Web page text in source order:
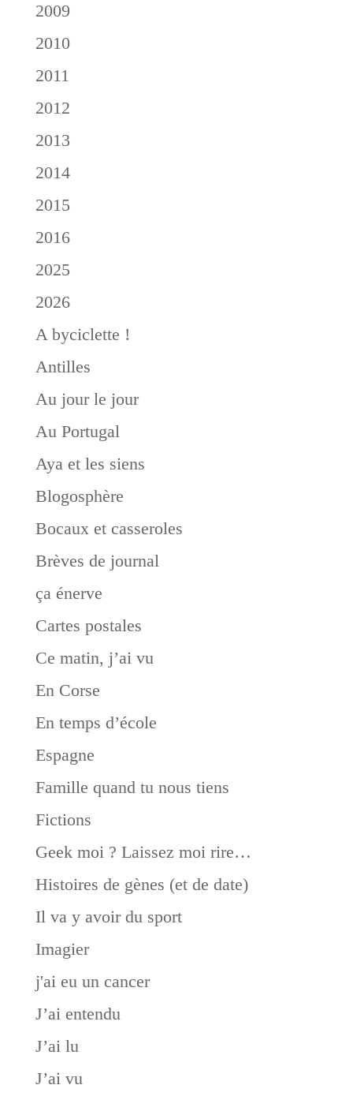
2009
2010
2011
2012
2013
2014
2015
2016
2025
2026
A byciclette !
Antilles
Au jour le jour
Au Portugal
Aya et les siens
Blogosphère
Bocaux et casseroles
Brèves de journal
ça énerve
Cartes postales
Ce matin, j’ai vu
En Corse
En temps d’école
Espagne
Famille quand tu nous tiens
Fictions
Geek moi ? Laissez moi rire…
Histoires de gènes (et de date)
Il va y avoir du sport
Imagier
j'ai eu un cancer
J’ai entendu
J’ai lu
J’ai vu